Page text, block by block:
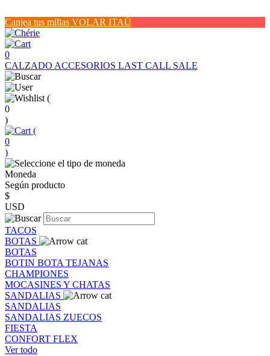
Canjea tus millas VOLAR ITAÚ
0
CALZADO ACCESORIOS LAST CALL SALE
(
0
)
(
0
)
Moneda
Según producto
$
USD
TACOS
BOTAS
BOTAS
BOTIN BOTA TEJANAS
CHAMPIONES
MOCASINES Y CHATAS
SANDALIAS
SANDALIAS
SANDALIAS ZUECOS
FIESTA
CONFORT FLEX
Ver todo